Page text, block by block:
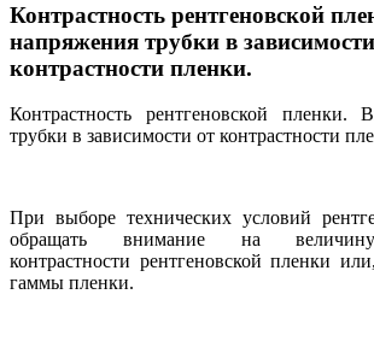
Контрастность рентгеновской
напряжения трубки в
контрастности пленки.
Контрастность рентгеновской пленки.
трубки в зависимости от контрастности
При выборе технических условий
обращать внимание на
контрастности рентгеновской пленки
гаммы пленки.